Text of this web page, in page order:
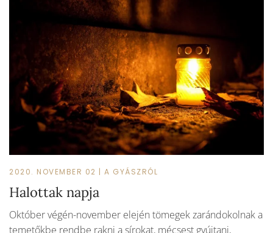
2020. NOVEMBER 02 | A GYÁSZRÓL
Halottak napja
Október végén-november elején tömegek zarándokolnak a
temetőkbe rendbe rakni a sírokat, mécsest gyújtani,